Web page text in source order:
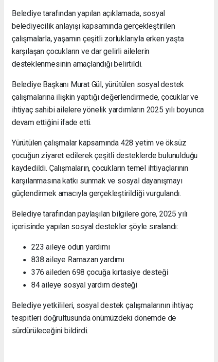
Belediye tarafından yapılan açıklamada, sosyal
belediyecilik anlayışı kapsamında gerçekleştirilen
çalışmalarla, yaşamın çeşitli zorluklarıyla erken yaşta
karşılaşan çocukların ve dar gelirli ailelerin
desteklenmesinin amaçlandığı belirtildi.
Belediye Başkanı Murat Gül, yürütülen sosyal destek
çalışmalarına ilişkin yaptığı değerlendirmede, çocuklar ve
ihtiyaç sahibi ailelere yönelik yardımların 2025 yılı boyunca
devam ettiğini ifade etti.
Yürütülen çalışmalar kapsamında 428 yetim ve öksüz
çocuğun ziyaret edilerek çeşitli desteklerde bulunulduğu
kaydedildi. Çalışmaların, çocukların temel ihtiyaçlarının
karşılanmasına katkı sunmak ve sosyal dayanışmayı
güçlendirmek amacıyla gerçekleştirildiği vurgulandı.
Belediye tarafından paylaşılan bilgilere göre, 2025 yılı
içerisinde yapılan sosyal destekler şöyle sıralandı:
223 aileye odun yardımı
838 aileye Ramazan yardımı
376 aileden 698 çocuğa kırtasiye desteği
84 aileye sosyal yardım desteği
Belediye yetkilileri, sosyal destek çalışmalarının ihtiyaç
tespitleri doğrultusunda önümüzdeki dönemde de
sürdürüleceğini bildirdi.